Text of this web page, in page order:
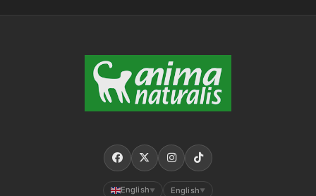
English ▼ English ▼